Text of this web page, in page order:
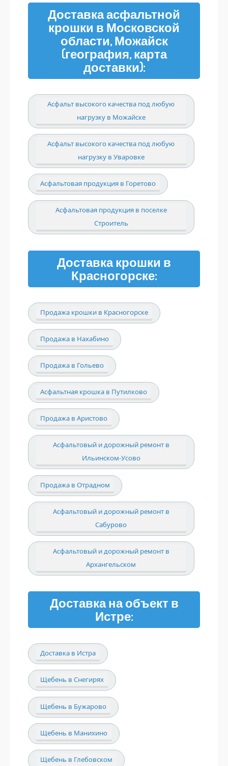
Доставка асфальтной
крошки в Московской
области, Можайск
(география, карта
доставки):
Асфальт высокого качества под любую
нагрузку в Можайске
Асфальт высокого качества под любую
нагрузку в Уваровке
Асфальтовая продукция в Горетово
Асфальтовая продукция в поселке
Строитель
Доставка крошки в
Красногорске:
Продажа крошки в Красногорске
Продажа в Нахабино
Продажа в Гольево
Асфальтная крошка в Путилково
Продажа в Аристово
Асфальтовый и дорожный ремонт в
Ильинском-Усово
Продажа в Отрадном
Асфальтовый и дорожный ремонт в
Сабурово
Асфальтовый и дорожный ремонт в
Архангельском
Доставка на объект в
Истре:
Доставка в Истра
Щебень в Снегирях
Щебень в Бужарово
Щебень в Манихино
Щебень в Глебовском